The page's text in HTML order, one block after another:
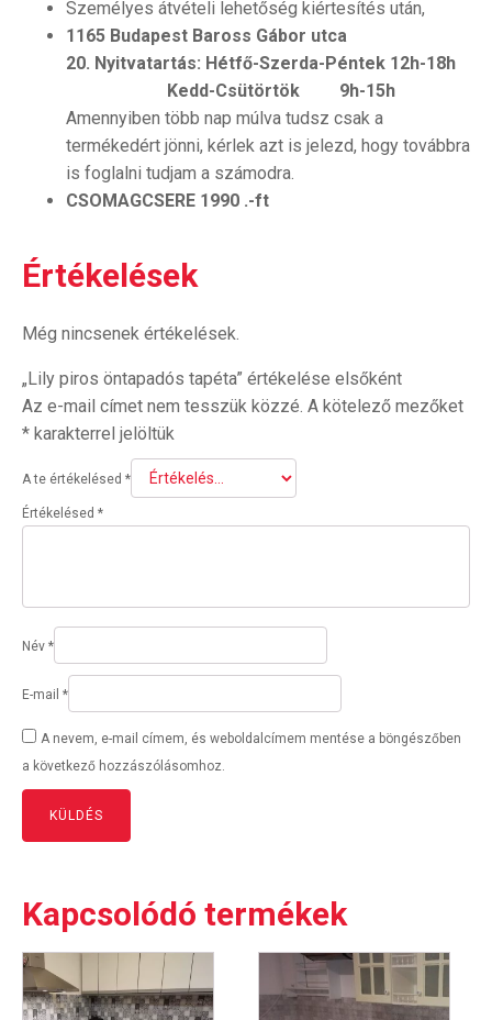
Személyes átvételi lehetőség kiértesítés után,
1165 Budapest Baross Gábor utca
20. Nyitvatartás: Hétfő-Szerda-Péntek 12h-18h
Kedd-Csütörtök 9h-15h
Amennyiben több nap múlva tudsz csak a
termékedért jönni, kérlek azt is jelezd, hogy továbbra
is foglalni tudjam a számodra.
CSOMAGCSERE 1990 .-ft
Értékelések
Még nincsenek értékelések.
„Lily piros öntapadós tapéta” értékelése elsőként
Az e-mail címet nem tesszük közzé. A kötelező mezőket
* karakterrel jelöltük
A te értékelésed *
Értékelésed *
Név *
E-mail *
A nevem, e-mail címem, és weboldalcímem mentése a böngészőben
a következő hozzászólásomhoz.
Kapcsolódó termékek
Ennek
a
Ennek
a